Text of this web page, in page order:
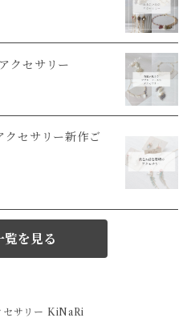
クセサリー
クセサリー新作ご
覧を見る
サリー KiNaRi